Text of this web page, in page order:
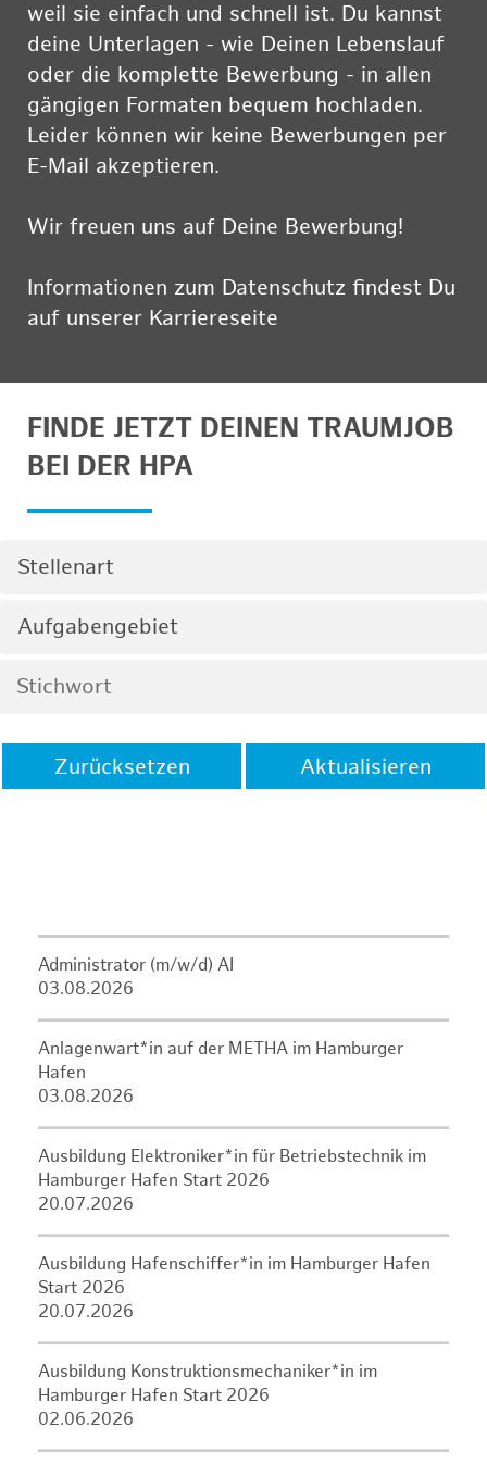
weil sie einfach und schnell ist. Du kannst
deine Unterlagen - wie Deinen Lebenslauf
oder die komplette Bewerbung - in allen
gängigen Formaten bequem hochladen.
Leider können wir keine Bewerbungen per
E-Mail akzeptieren.
Wir freuen uns auf Deine Bewerbung!
Informationen zum Datenschutz findest Du
auf unserer Karriereseite
FINDE JETZT DEINEN TRAUMJOB
BEI DER HPA
Stellenart
Aufgabengebiet
Zurücksetzen Aktualisieren
Administrator (m/w/d) AI
03.08.2026
Anlagenwart*in auf der METHA im Hamburger
Hafen
03.08.2026
Ausbildung Elektroniker*in für Betriebstechnik im
Hamburger Hafen Start 2026
20.07.2026
Ausbildung Hafenschiffer*in im Hamburger Hafen
Start 2026
20.07.2026
Ausbildung Konstruktionsmechaniker*in im
Hamburger Hafen Start 2026
02.06.2026